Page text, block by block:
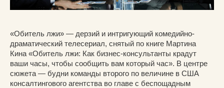
«Обитель лжи» — дерзий и интригующий комедийно-
драматический телесериал, снятый по книге Мартина
Кина «Обитель лжи: Как бизнес-консультанты крадут
ваши часы, чтобы сообщить вам который час». В центре
сюжета — будни команды второго по величине в США
консалтингового агентства во главе с беспощадным